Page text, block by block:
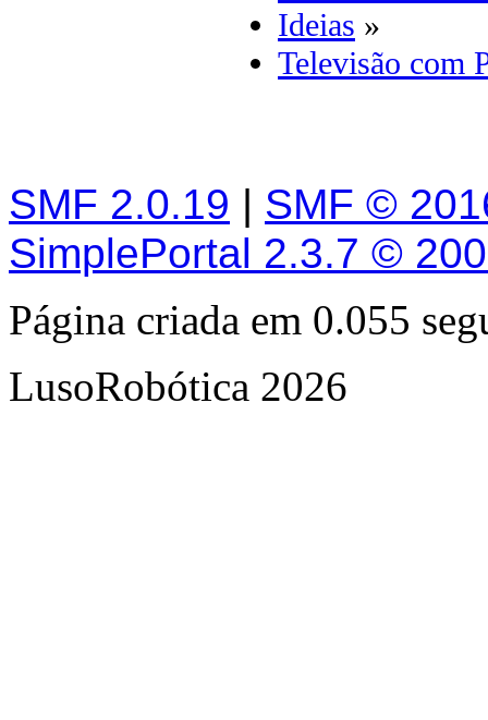
Ideias »
Televisão com
SMF 2.0.19 | SMF ©
SimplePortal 2.3.7 ©
Página criada em 0.055
LusoRobótica 2026